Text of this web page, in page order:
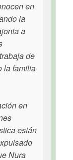
en
la
a
de
la familia
en
están
Nura